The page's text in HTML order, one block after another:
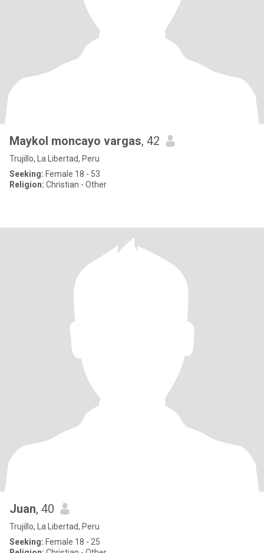
Maykol moncayo vargas, 42
Trujillo, La Libertad, Peru
Seeking: Female 18 - 53
Religion: Christian - Other
Juan, 40
Trujillo, La Libertad, Peru
Seeking: Female 18 - 25